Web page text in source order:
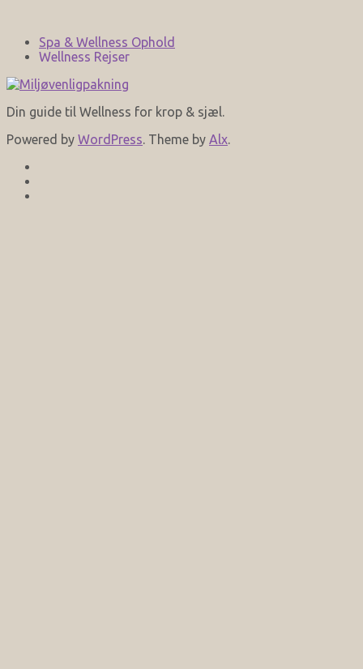
Spa & Wellness Ophold
Wellness Rejser
Din guide til Wellness for krop & sjæl.
Powered by WordPress. Theme by Alx.